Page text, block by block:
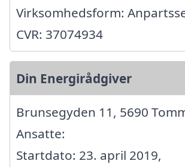
Virksomhedsform:
CVR: 37074934
Din Energirådgiver
Brunsegyden 11, 5690
Ansatte:
Startdato: 23. april 2019,